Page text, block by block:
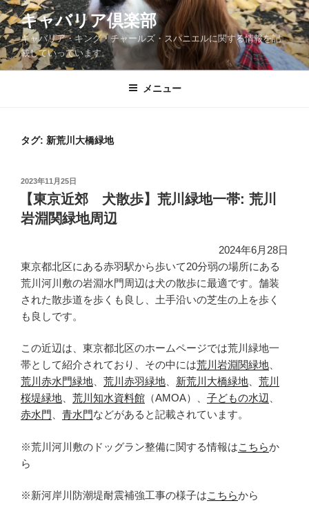
コ
ン
テ
ン
ツ
キャバリア倶楽部
キャバリア・キング・チャールズ・スパニエルに関する情報を記
載していっています。
メニュー
タグ: 新荒川大橋緑地
投
日:
2023年11月25日
【東京近郊 犬散歩】荒川緑地一帯: 荒川
岩淵関緑地周辺
2024年6月28日
東京都北区にある赤羽駅から歩いて20分弱の場所にある
荒川河川敷の岩淵水門周辺は犬の散歩に最適です。舗装
された散歩道を歩くも良し、土手沿いの芝生の上を歩く
も良しです。
この近辺は、東京都北区のホームページでは荒川緑地一
帯として紹介されており、その中には荒川岩淵関緑地
荒川赤水門緑地
荒川赤羽緑地 新荒川大橋緑地
荒川
桜堤緑地
荒川知水資料館 （AMOA）、 子どもの水辺
赤水門
青水門などがあると記載されています。
※荒川河川敷のドッグラン整備に関する情報はこちらか
ら
※新河岸川防潮堤耐震補強工事の様子はこちらから